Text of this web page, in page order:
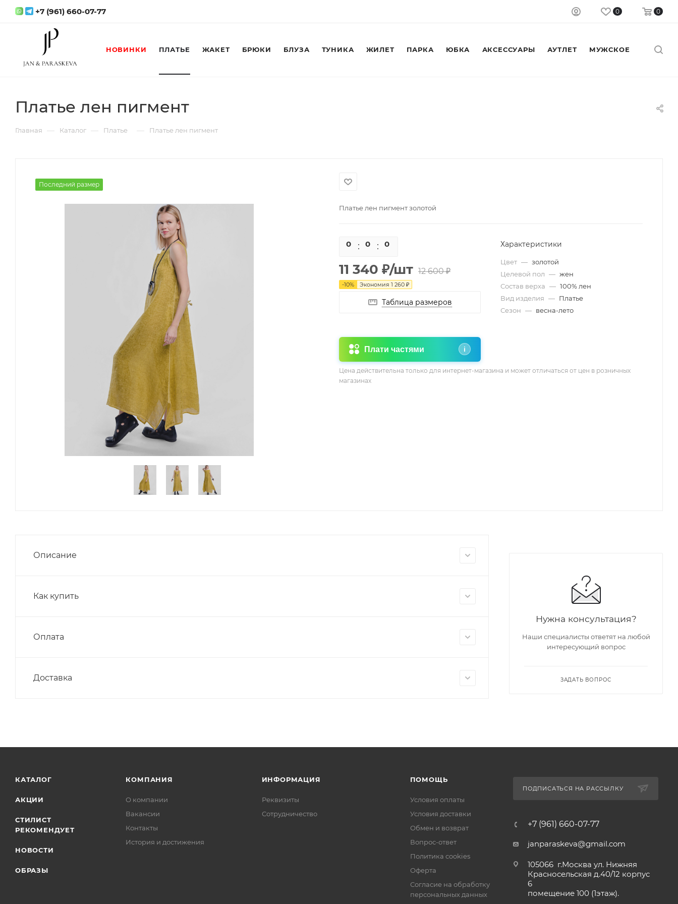
+7 (961) 660-07-77 0 0
НОВИНКИ ПЛАТЬЕ ЖАКЕТ БРЮКИ БЛУЗА ТУНИКА ЖИЛЕТ ПАРКА ЮБКА АКСЕССУАРЫ АУТЛЕТ МУЖСКОЕ
Платье лен пигмент
Главная — Каталог — Платье — Платье лен пигмент
Последний размер
Платье лен пигмент золотой
0 0 0
11 340 ₽/шт 12 600₽
-10% Экономия 1 260 ₽
Таблица размеров
Плати частями i
Характеристики
Цвет — золотой
Целевой пол — жен
Состав верха — 100% лен
Вид изделия — Платье
Сезон — весна-лето
Цена действительна только для интернет-магазина и может отличаться от цен в розничных
магазинах
Описание
Как купить
Оплата
Доставка
Нужна консультация?
Наши специалисты ответят на любой
интересующий вопрос
ЗАДАТЬ ВОПРОС
КАТАЛОГ
АКЦИИ
СТИЛИСТ
РЕКОМЕНДУЕТ
НОВОСТИ
ОБРАЗЫ
КОМПАНИЯ
О компании
Вакансии
Контакты
История и достижения
ИНФОРМАЦИЯ
Реквизиты
Сотрудничество
ПОМОЩЬ
Условия оплаты
Условия доставки
Обмен и возврат
Вопрос-ответ
Политика cookies
Оферта
Согласие на обработку
персональных данных
ПОДПИСАТЬСЯ НА РАССЫЛКУ
+7 (961) 660-07-77
janparaskeva@gmail.com
105066 г.Москва ул. Нижняя
Красносельская д.40/12 корпус
6
помещение 100 (1этаж).